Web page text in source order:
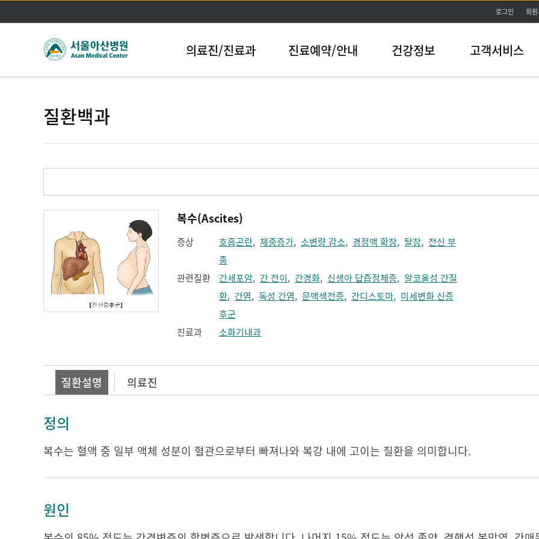
본문바로가기
로그인 회
의료진/진료과 진료예약/안내 건강정보 고객서비스
질환백과
복수(Ascites)
증상 호흡곤란, 체중증가, 소변량 감소, 경정맥 확장, 탈장, 전신 부
종
관련질환
간세포암, 간 전이, 간경화, 신생아 답즙정체증, 알코올성 간질
환, 간염, 독성 간염, 문맥색전증, 간디스토마, 미세변화 신증
후군
진료과
소화기내과
질환설명 의료진
정의
복수는 혈액 중 일부 액체 성분이 혈관으로부터 빠져나와 복강 내에 고이는 질환을 의미합니다.
원인